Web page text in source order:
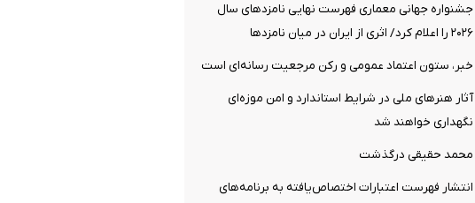
جشنواره جهانی معماری فهرست نهایی نامزدهای سال
۲۰۲۶ را اعلام کرد/ اثری از ایران در میان نامزدها
خبر، ستون اعتماد عمومی و رکن مرجعیت رسانه‌ای است
آثار هنرهای ملی در شرایط استاندارد و امن موزه‌ای
نگهداری خواهند شد
محمد حقیقی درگذشت
انتشار فهرست اعتبارات اختصاص‌یافته به برنامه‌های